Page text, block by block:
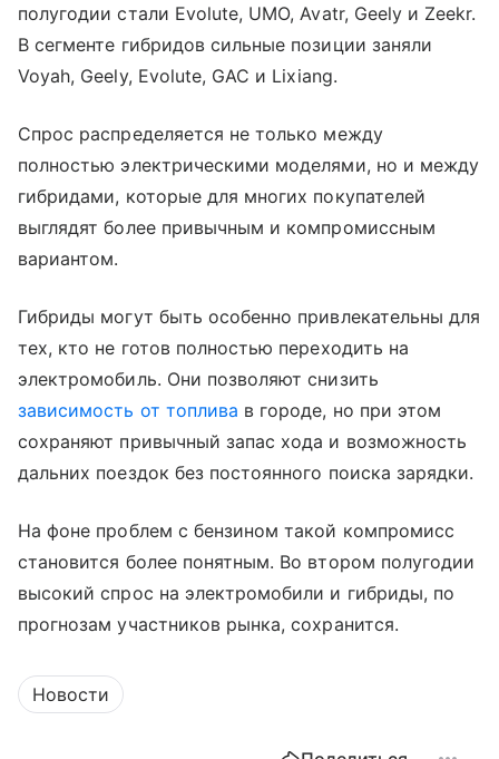
полугодии стали Evolute, UMO, Avatr, Geely и Zeekr.
В сегменте гибридов сильные позиции заняли
Voyah, Geely, Evolute, GAC и Lixiang.
Спрос распределяется не только между
полностью электрическими моделями, но и между
гибридами, которые для многих покупателей
выглядят более привычным и компромиссным
вариантом.
Гибриды могут быть особенно привлекательны для
тех, кто не готов полностью переходить на
электромобиль. Они позволяют снизить
зависимость от топлива в городе, но при этом
сохраняют привычный запас хода и возможность
дальних поездок без постоянного поиска зарядки.
На фоне проблем с бензином такой компромисс
становится более понятным. Во втором полугодии
высокий спрос на электромобили и гибриды, по
прогнозам участников рынка, сохранится.
Новости